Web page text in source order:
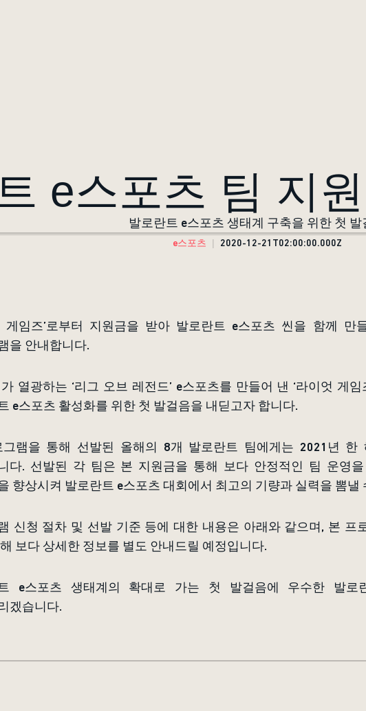
e스포츠 팀 지
발로란트 e스포츠 생태계 구축을 위한 첫 발
e스포츠 2020-12-21T02:00:00.000Z
게임즈’로부터 지원금을 받아 발로란트 e스포츠 씬을 함께
을 안내합니다.
열광하는 ‘리그 오브 레전드’ e스포츠를 만들어 낸 ‘라이엇 게
e스포츠 활성화를 위한 첫 발걸음을 내딛고자 합니다.
그램을 통해 선발된 올해의 8개 발로란트 팀에게는 2021년 한
다. 선발된 각 팀은 본 지원금을 통해 보다 안정적인 팀 운영
향상시켜 발로란트 e스포츠 대회에서 최고의 기량과 실력을 뽐낼
신청 절차 및 선발 기준 등에 대한 내용은 아래와 같으며, 본 프
보다 상세한 정보를 별도 안내드릴 예정입니다.
e스포츠 생태계의 확대로 가는 첫 발걸음에 우수한 발
겠습니다.